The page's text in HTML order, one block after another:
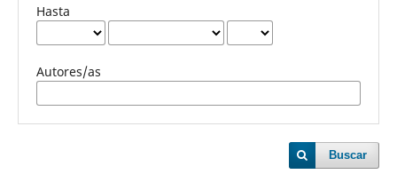
Hasta
Autores/as
Buscar